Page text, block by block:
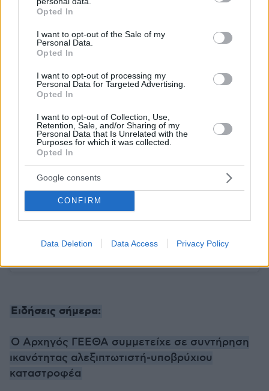
grant or deny consent to Google and its third-party tags to
use your data for below specified purposes in below Google
consent section.
Opted In
I want to opt-out of the Sale of my
Personal Data.
Opted In
I want to opt-out of processing my
Personal Data for Targeted Advertising.
Opted In
I want to opt-out of Collection, Use,
Retention, Sale, and/or Sharing of my
Personal Data that Is Unrelated with the
Purposes for which it was collected.
Opted In
Google consents
CONFIRM
Data Deletion Data Access Privacy Policy
κοριτσάκι που ήρθε να συμπληρώσει την ήδη
Ειδήσεις σήμερα:
Ο Αρχηγός ΓΕΕΘΑ συμμετείχε σε συντήρηση
ικανότητας αλεξιπτωτιστή-υποβρύχιου
καταστροφέα